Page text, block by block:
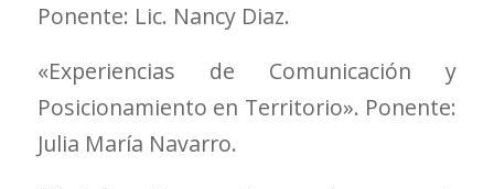
Ponente: Lic. Nancy Diaz.
«Experiencias de Comunicación y
Posicionamiento en Territorio». Ponente:
Julia María Navarro.